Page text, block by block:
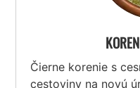
Čierne korenie s
cestoviny na novú